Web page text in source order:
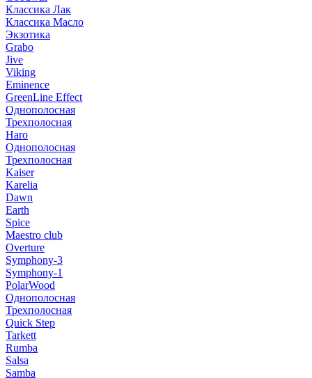
Классика Лак
Классика Масло
Экзотика
Grabo
Jive
Viking
Eminence
GreenLine Effect
Однополосная
Трехполосная
Haro
Однополосная
Трехполосная
Kaiser
Karelia
Dawn
Earth
Spice
Maestro club
Overture
Symphony-3
Symphony-1
PolarWood
Однополосная
Трехполосная
Quick Step
Tarkett
Rumba
Salsa
Samba